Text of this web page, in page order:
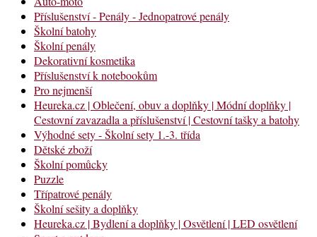
Příslušenství - Penály - Jednopatrové penály
Školní batohy
Školní penály
Dekorativní kosmetika
Příslušenství k notebookům
Pro nejmenší
Heureka.cz | Oblečení, obuv a doplňky | Módní doplňky |
Cestovní zavazadla a příslušenství | Cestovní tašky a batohy
Výhodné sety - Školní sety 1.-3. třída
Dětské zboží
Školní pomůcky
Puzzle
Třípatrové penály
Školní sešity a doplňky
Heureka.cz | Bydlení a doplňky | Osvětlení | LED osvětlení